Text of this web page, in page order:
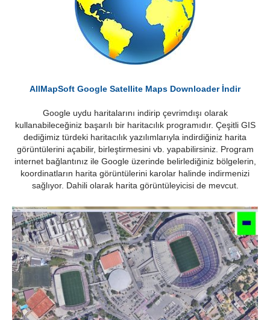
AllMapSoft Google Satellite Maps Downloader İndir
Google uydu haritalarını indirip çevrimdışı olarak
kullanabileceğiniz başarılı bir haritacılık programıdır. Çeşitli GIS
dediğimiz türdeki haritacılık yazılımlarıyla indirdiğiniz harita
görüntülerini açabilir, birleştirmesini vb. yapabilirsiniz. Program
internet bağlantınız ile Google üzerinde belirlediğiniz bölgelerin,
koordinatların harita görüntülerini karolar halinde indirmenizi
sağlıyor. Dahili olarak harita görüntüleyicisi de mevcut.